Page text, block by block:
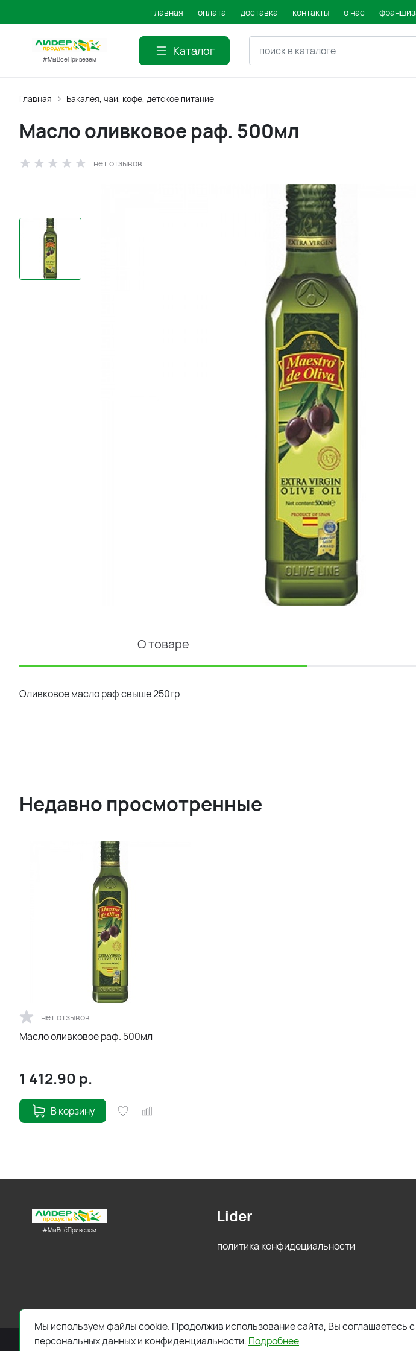
главная оплата доставка контакты о нас
#МыВсёПривезем
Каталог
Главная Бакалея, чай, кофе, детское питание
Масло оливковое раф. 500мл
нет отзывов
О товаре
Оливковое масло раф свыше 250гр
Недавно просмотренные
нет отзывов
Масло оливковое раф. 500мл
1 412.90 р.
В корзину
#МыВсёПривезем
Lider
политика конфидециальности
Мы используем файлы cookie. Продолжив использование сайта, Вы соглашаетесь
персональных данных и конфиденциальности. Подробнее